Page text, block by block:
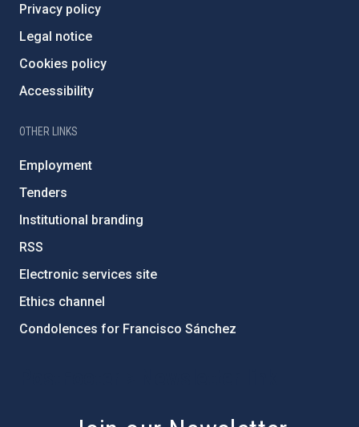
Privacy policy
Legal notice
Cookies policy
Accessibility
OTHER LINKS
Employment
Tenders
Institutional branding
RSS
Electronic services site
Ethics channel
Condolences for Francisco Sánchez